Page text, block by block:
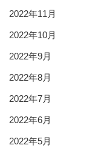
2022年11月
2022年10月
2022年9月
2022年8月
2022年7月
2022年6月
2022年5月